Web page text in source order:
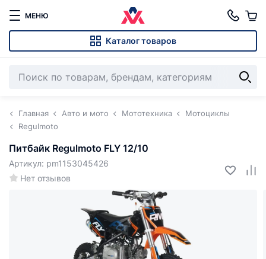
МЕНЮ
Каталог товаров
Главная Авто и мото Мототехника
Мотоциклы
Regulmoto
Питбайк Regulmoto FLY 12/10
Нет отзывов
Артикул: pm1153045426